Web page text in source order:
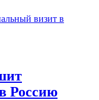
Россию